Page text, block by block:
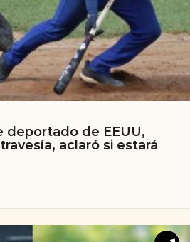
deportado de EEUU,
aclaró si estará